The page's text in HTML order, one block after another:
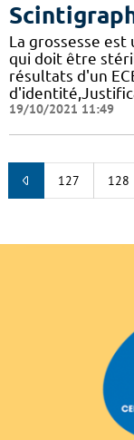
La grossesse
qui doit être
résultats d'un
19/10/2021 11:49
127 128